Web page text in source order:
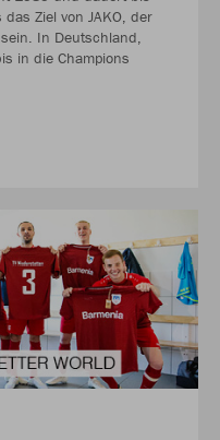
Ziel von JAKO, der
In Deutschland,
in die Champions